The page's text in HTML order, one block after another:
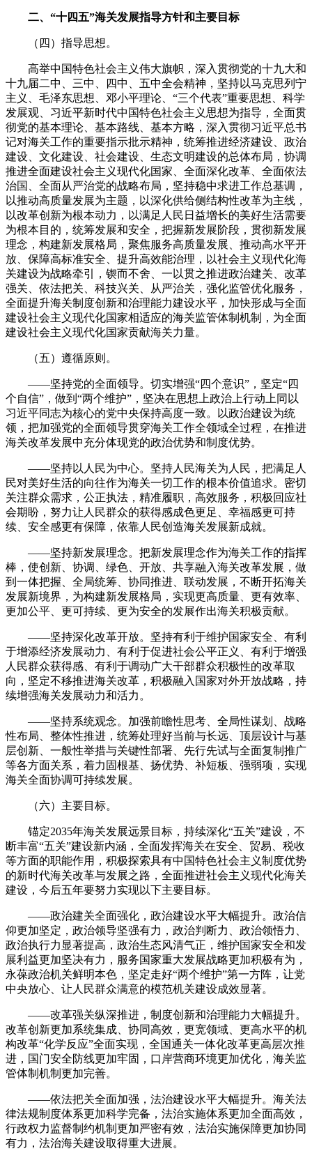
二、“十四五”海关发展指导方针和主要目标
（四）指导思想。
高举中国特色社会主义伟大旗帜，深入贯彻党的十九大和
十九届二中、三中、四中、五中全会精神，坚持以马克思列宁
主义、毛泽东思想、邓小平理论、“三个代表”重要思想、科学
发展观、习近平新时代中国特色社会主义思想为指导，全面贯
彻党的基本理论、基本路线、基本方略，深入贯彻习近平总书
记对海关工作的重要指示批示精神，统筹推进经济建设、政治
建设、文化建设、社会建设、生态文明建设的总体布局，协调
推进全面建设社会主义现代化国家、全面深化改革、全面依法
治国、全面从严治党的战略布局，坚持稳中求进工作总基调，
以推动高质量发展为主题，以深化供给侧结构性改革为主线，
以改革创新为根本动力，以满足人民日益增长的美好生活需要
为根本目的，统筹发展和安全，把握新发展阶段，贯彻新发展
理念，构建新发展格局，聚焦服务高质量发展、推动高水平开
放、保障高标准安全、提升高效能治理，以社会主义现代化海
关建设为战略牵引，锲而不舍、一以贯之推进政治建关、改革
强关、依法把关、科技兴关、从严治关，强化监管优化服务，
全面提升海关制度创新和治理能力建设水平，加快形成与全面
建设社会主义现代化国家相适应的海关监管体制机制，为全面
建设社会主义现代化国家贡献海关力量。
（五）遵循原则。
——坚持党的全面领导。切实增强“四个意识”，坚定“四
个自信”，做到“两个维护”，坚决在思想上政治上行动上同以
习近平同志为核心的党中央保持高度一致。以政治建设为统
领，把加强党的全面领导贯穿海关工作全领域全过程，在推进
海关改革发展中充分体现党的政治优势和制度优势。
——坚持以人民为中心。坚持人民海关为人民，把满足人
民对美好生活的向往作为海关一切工作的根本价值追求。密切
关注群众需求，公正执法，精准履职，高效服务，积极回应社
会期盼，努力让人民群众的获得感成色更足、幸福感更可持
续、安全感更有保障，依靠人民创造海关发展新成就。
——坚持新发展理念。把新发展理念作为海关工作的指挥
棒，使创新、协调、绿色、开放、共享融入海关改革发展，做
到一体把握、全局统筹、协同推进、联动发展，不断开拓海关
发展新境界，为构建新发展格局，实现更高质量、更有效率、
更加公平、更可持续、更为安全的发展作出海关积极贡献。
——坚持深化改革开放。坚持有利于维护国家安全、有利
于增添经济发展动力、有利于促进社会公平正义、有利于增强
人民群众获得感、有利于调动广大干部群众积极性的改革取
向，坚定不移推进海关改革，积极融入国家对外开放战略，持
续增强海关发展动力和活力。
——坚持系统观念。加强前瞻性思考、全局性谋划、战略
性布局、整体性推进，统筹处理好当前与长远、顶层设计与基
层创新、一般性举措与关键性部署、先行先试与全面复制推广
等各方面关系，着力固根基、扬优势、补短板、强弱项，实现
海关全面协调可持续发展。
（六）主要目标。
锚定2035年海关发展远景目标，持续深化“五关”建设，不
断丰富“五关”建设新内涵，全面发挥海关在安全、贸易、税收
等方面的职能作用，积极探索具有中国特色社会主义制度优势
的新时代海关改革与发展之路，全面推进社会主义现代化海关
建设，今后五年要努力实现以下主要目标。
——政治建关全面强化，政治建设水平大幅提升。政治信
仰更加坚定，政治领导坚强有力，政治判断力、政治领悟力、
政治执行力显著提高，政治生态风清气正，维护国家安全和发
展利益更加坚决有力，服务国家重大发展战略更加积极有为，
永葆政治机关鲜明本色，坚定走好“两个维护”第一方阵，让党
中央放心、让人民群众满意的模范机关建设成效显著。
——改革强关纵深推进，制度创新和治理能力大幅提升。
改革创新更加系统集成、协同高效，更宽领域、更高水平的机
构改革“化学反应”全面实现，全国通关一体化改革更高层次推
进，国门安全防线更加牢固，口岸营商环境更加优化，海关监
管体制机制更加完善。
——依法把关全面加强，法治建设水平大幅提升。海关法
律法规制度体系更加科学完备，法治实施体系更加全面高效，
行政权力监督制约机制更加严密有效，法治实施保障更加协同
有力，法治海关建设取得重大进展。